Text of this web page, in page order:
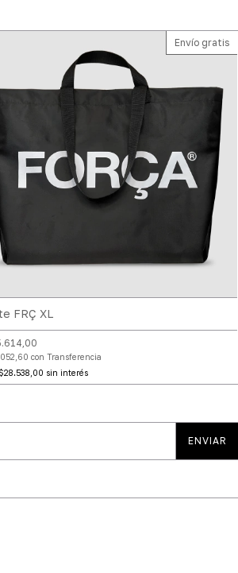
Envío gratis
FRÇ XL
con Transferencia
$28.538,00 sin interés